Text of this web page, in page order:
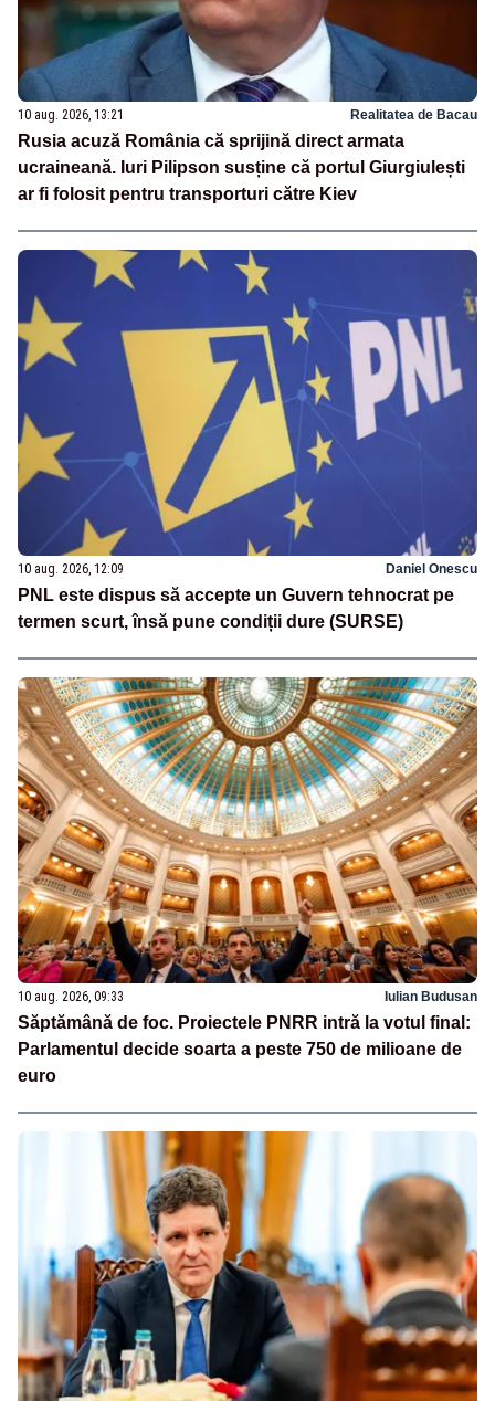
10 aug. 2026, 13:21 Realitatea de Bacau
Rusia acuză România că sprijină direct armata
ucraineană. Iuri Pilipson susține că portul Giurgiulești
ar fi folosit pentru transporturi către Kiev
10 aug. 2026, 12:09 Daniel Onescu
PNL este dispus să accepte un Guvern tehnocrat pe
termen scurt, însă pune condiții dure (SURSE)
10 aug. 2026, 09:33 Iulian Budusan
Săptămână de foc. Proiectele PNRR intră la votul final:
Parlamentul decide soarta a peste 750 de milioane de
euro